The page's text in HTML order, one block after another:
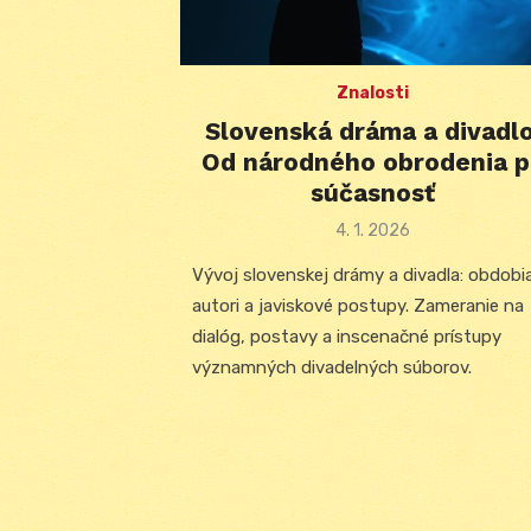
Znalosti
Slovenská dráma a
Od národného obrodenia
súčasnosť
Posted
4. 1. 2026
Vývoj slovenskej drámy a divadla:
autori a javiskové postupy. Zameranie na
dialóg, postavy a inscenačné prístupy
významných divadelných súborov.